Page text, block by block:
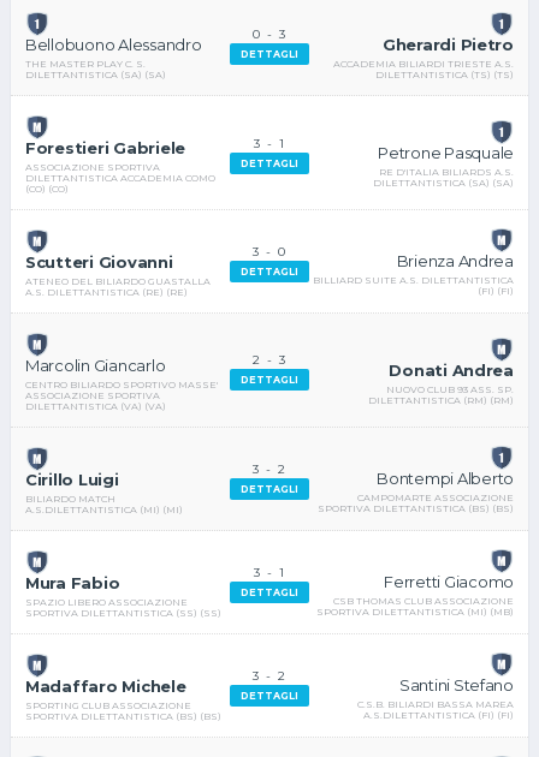
Bellobuono Alessandro
THE MASTER PLAY C. S.
DILETTANTISTICA (SA) (SA)
0 -3
DETTAGLI
Gherardi Pietro
ACCADEMIA BILIARDI TRIESTE A.S.
DILETTANTISTICA (TS) (TS)
Forestieri Gabriele
ASSOCIAZIONE SPORTIVA
DILETTANTISTICA ACCADEMIA COMO
(CO) (CO)
3 -1
DETTAGLI
Petrone Pasquale
RE D'ITALIA BILIARDS A.S.
DILETTANTISTICA (SA) (SA)
Scutteri Giovanni
ATENEO DEL BILIARDO GUASTALLA
A.S. DILETTANTISTICA (RE) (RE)
3 -0
DETTAGLI
Brienza Andrea
BILLIARD SUITE A.S. DILETTANTISTICA
(FI) (FI)
Marcolin Giancarlo
CENTRO BILIARDO SPORTIVO MASSE'
ASSOCIAZIONE SPORTIVA
DILETTANTISTICA (VA) (VA)
2 -3
DETTAGLI
Donati Andrea
NUOVO CLUB 93 ASS. SP.
DILETTANTISTICA (RM) (RM)
Cirillo Luigi
BILIARDO MATCH
A.S.DILETTANTISTICA (MI) (MI)
3 -2
DETTAGLI
Bontempi Alberto
CAMPOMARTE ASSOCIAZIONE
SPORTIVA DILETTANTISTICA (BS) (BS)
Mura Fabio
SPAZIO LIBERO ASSOCIAZIONE
SPORTIVA DILETTANTISTICA (SS) (SS)
3 -1
DETTAGLI
Ferretti Giacomo
CSB THOMAS CLUB ASSOCIAZIONE
SPORTIVA DILETTANTISTICA (MI) (MB)
Madaffaro Michele
SPORTING CLUB ASSOCIAZIONE
SPORTIVA DILETTANTISTICA (BS) (BS)
3 -2
DETTAGLI
Santini Stefano
C.S.B. BILIARDI BASSA MAREA
A.S.DILETTANTISTICA (FI) (FI)